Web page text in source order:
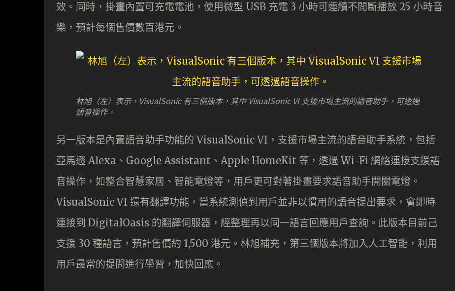
效。同時，掛畫內置可充電電池，使用微型 USB 充電 3 小時可連續不間斷播放 25 小時音
樂，預計每個售價數百港元。
林旭（左）表示，VisualSonic 有三個版本，其中 VisualSonic VI 支援市場主流的語音助手，可透過
語音操作。
另一版本是內置語音助手功能的 VisualSonic VI，支援市場主流的語音助手系統，包括
亞馬遜 Alexa、Google Assistant、Apple HomeKit 等，透過 Wi-Fi 網絡連接支援語
音操作，如整合智慧家居、智能電燈等，用戶更可對著掛畫要求語音助手開關電燈。
VisualSonic VI 還有翻譯功能，當系統測偵到用戶並非以慣用的語音提出要求，會即時
連接到 DigitalOasis 的翻譯伺服器，經整理再以同一語言回應用戶查詢。此版本目前己
支援 30 種語言，預計售價約 1,500 港元。林旭補充，第三個版本將加入人工智能，利用
用戶最常的提問進行學習，加快回應。